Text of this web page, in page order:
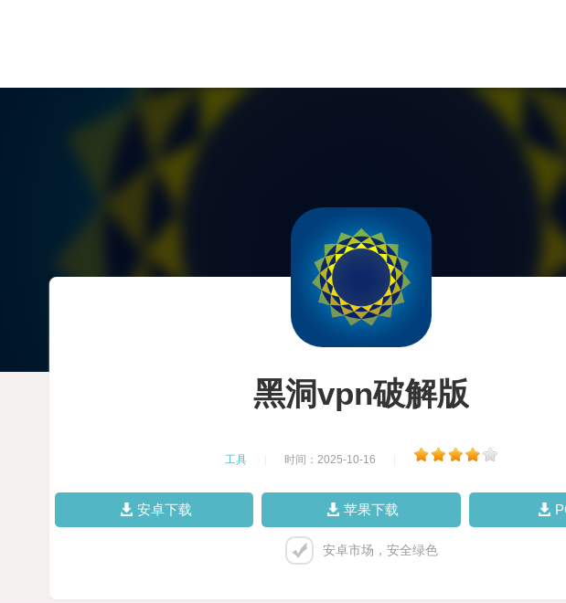
黑洞vpn破解版
工具 时间：2025-10-16
安卓下载 苹果下载
安卓市场，安全绿色